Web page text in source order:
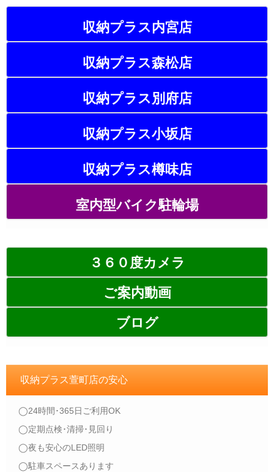
収納プラス内宮店
収納プラス森松店
収納プラス別府店
収納プラス小坂店
収納プラス樽味店
室内型バイク駐輪場
３６０度カメラ
ご案内動画
ブログ
収納プラス萱町店の安心
◯24時間･365日ご利用OK
◯定期点検･清掃･見回り
◯夜も安心のLED照明
◯駐車スペースあります